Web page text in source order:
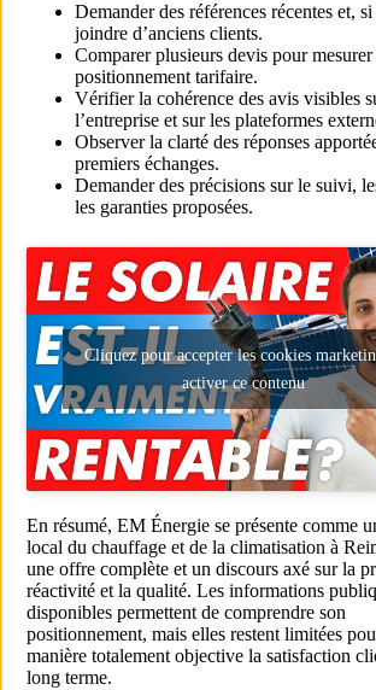
Demander des références récentes et,
joindre d’anciens clients.
Comparer plusieurs devis pour mesurer
positionnement tarifaire.
Vérifier la cohérence des avis visibles
l’entreprise et sur les plateformes
Observer la clarté des réponses
premiers échanges.
Demander des précisions sur le suivi,
les garanties proposées.
Cliquez pour accepter les cookies
activer ce contenu
En résumé, EM Énergie se présente comme
local du chauffage et de la climatisation à
une offre complète et un discours axé sur la
réactivité et la qualité. Les informations
disponibles permettent de comprendre son
positionnement, mais elles restent limitées
manière totalement objective la satisfaction
long terme.